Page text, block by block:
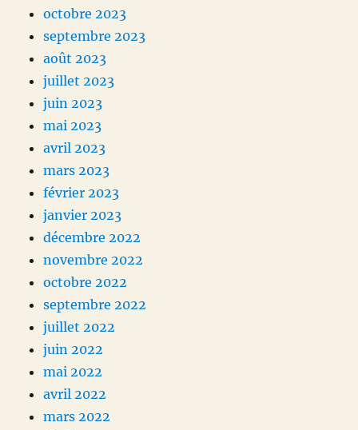
octobre 2023
septembre 2023
août 2023
juillet 2023
juin 2023
mai 2023
avril 2023
mars 2023
février 2023
janvier 2023
décembre 2022
novembre 2022
octobre 2022
septembre 2022
juillet 2022
juin 2022
mai 2022
avril 2022
mars 2022